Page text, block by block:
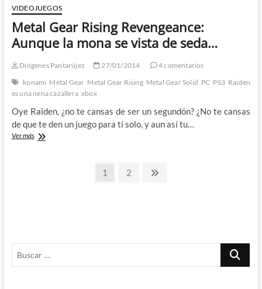
Symphony
of
the
Koji
y
Lords
(I)
VIDEOJUEGOS
Metal Gear Rising Revengeance:
Aunque la mona se vista de seda…
Diógenes Pantarújez 27/01/2014
4 comentarios
konami Metal Gear Metal Gear Rising Metal Gear Solid PC PS3 Raiden
es una nena cazallera xbox
Oye Raiden, ¿no te cansas de ser un segundón? ¿No te cansas
de que te den un juego para tí solo, y aun así tu…
Ver másMetal
Página
1 Página
2
Buscar